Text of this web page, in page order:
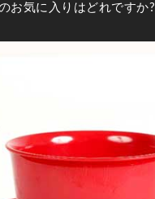
お気に入りはどれですか?